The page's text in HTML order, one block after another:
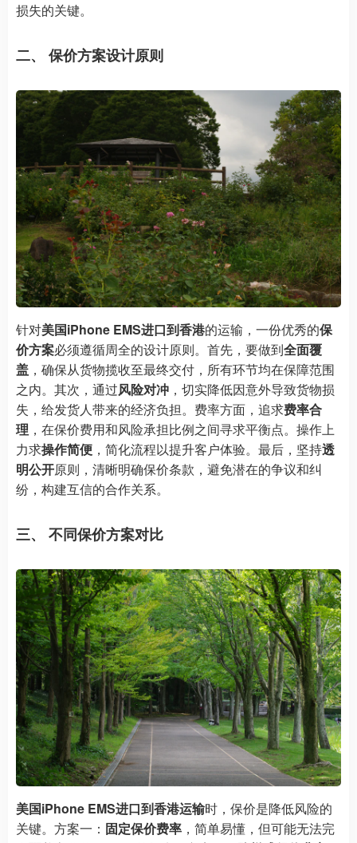
损失的关键。
二、 保价方案设计原则
针对美国iPhone EMS进口到香港的运输，一份优秀的保
价方案必须遵循周全的设计原则。首先，要做到全面覆
盖 ，确保从货物揽收至最终交付，所有环节均在保障范围
之内。其次，通过风险对冲 ，切实降低因意外导致货物损
失，给发货人带来的经济负担。费率方面，追求费率合
理 ，在保价费用和风险承担比例之间寻求平衡点。操作上
力求操作简便 ，简化流程以提升客户体验。最后，坚持透
明公开原则，清晰明确保价条款，避免潜在的争议和纠
纷，构建互信的合作关系。
三、 不同保价方案对比
美国iPhone EMS进口到香港运输时，保价是降低风险的
关键。方案一： 固定保价费率 ，简单易懂，但可能无法完